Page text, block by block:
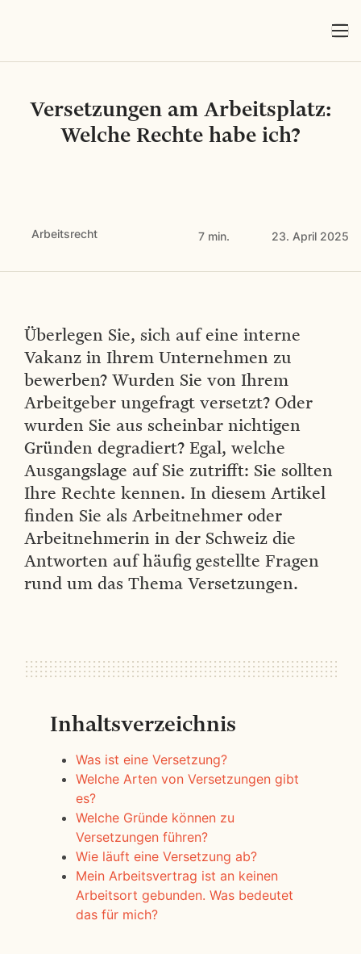
Versetzungen am Arbeitsplatz:
Welche Rechte habe ich?
Arbeitsrecht 7 min. 23. April 2025
Überlegen Sie, sich auf eine interne
Vakanz in Ihrem Unternehmen zu
bewerben? Wurden Sie von Ihrem
Arbeitgeber ungefragt versetzt? Oder
wurden Sie aus scheinbar nichtigen
Gründen degradiert? Egal, welche
Ausgangslage auf Sie zutrifft: Sie sollten
Ihre Rechte kennen. In diesem Artikel
finden Sie als Arbeitnehmer oder
Arbeitnehmerin in der Schweiz die
Antworten auf häufig gestellte Fragen
rund um das Thema Versetzungen.
Inhaltsverzeichnis
Was ist eine Versetzung?
Welche Arten von Versetzungen gibt
es?
Welche Gründe können zu
Versetzungen führen?
Wie läuft eine Versetzung ab?
Mein Arbeitsvertrag ist an keinen
Arbeitsort gebunden. Was bedeutet
das für mich?